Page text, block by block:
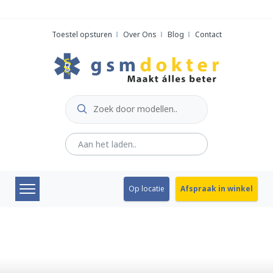
Toestel opsturen Over Ons Blog Contact
Op locatie Afspraak in winkel